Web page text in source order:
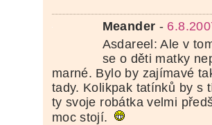
Meander -
Asdareel: Ale v
se o děti matky
marné. Bylo by zajímavé
tady. Kolikpak tatínků by s
ty svoje robátka velmi
moc stojí.